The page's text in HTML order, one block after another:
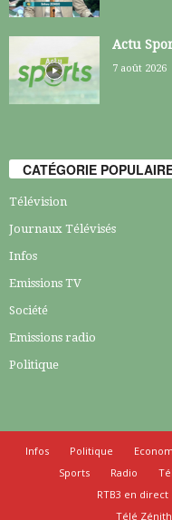
Actu
7 août 2026
CATÉGORIE
Télévision
Journaux Télévisés
Infos
Emissions TV
Société
Emissions radio
Politique
Infos Politique
Sports
Radio
RTB3 en direct
Télé